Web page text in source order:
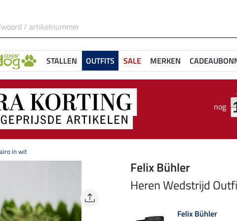
STALLEN OUTFITS SALE MERKEN
nog
in wit
Felix Bühler
Heren Wedstrijd
Felix Bühler